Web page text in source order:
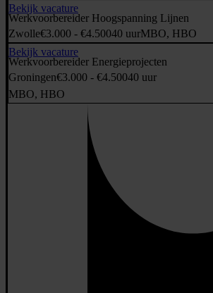
Werkvoorbereider Hoogspanning Lijnen
Zwolle€3.000 - €4.50040 uurMBO, HBO
Bekijk vacature
Werkvoorbereider Energieprojecten
Groningen€3.000 - €4.50040 uur
MBO, HBO
Bekijk vacature